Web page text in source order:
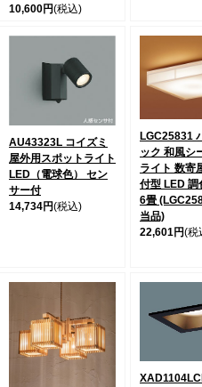
10,600円(税込)
AU43323L コイズミ
屋外用スポットライト
LED（電球色） セン
サー付
14,734円(税込)
LGC25831
ック 和風シ
ライト 数寄
付型 LED 調
6畳
当品)
22,601円(税